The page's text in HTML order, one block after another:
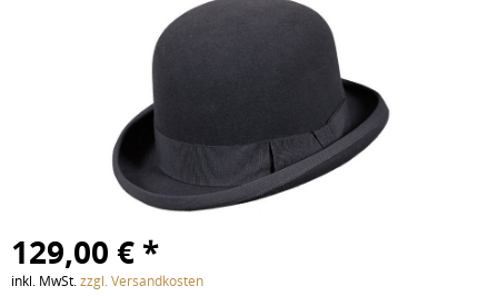
129,00 € *
inkl. MwSt.zzgl. Versandkosten